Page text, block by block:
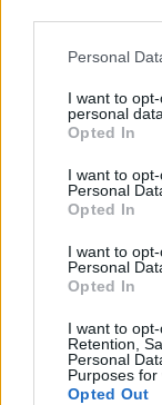
Please note that
not limited to
grant or deny
use your data for
consent section.
Personal
I want to
personal
Opted In
I want to
Personal
Opted In
I want to
Personal
Opted In
I want to
Retention,
Personal
Purposes
Opted Out
Miért
Rögzítheted az
Értékelheteda
Írj tapasztalatot,
Összeállíthatod
Árváltozási
Regisztrálok
COPYRIGHT
FENNTARTVA | 3